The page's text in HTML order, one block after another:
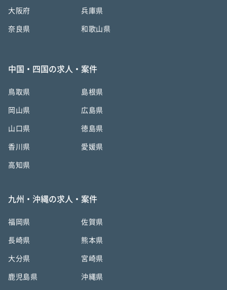
大阪府 兵庫県
奈良県 和歌山県
中国・四国の求人・案件
鳥取県 島根県
岡山県 広島県
山口県 徳島県
香川県 愛媛県
高知県
九州・沖縄の求人・案件
福岡県 佐賀県
長崎県 熊本県
大分県 宮崎県
鹿児島県 沖縄県